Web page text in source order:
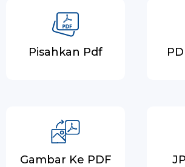
Pisahkan Pdf
Gambar Ke PDF